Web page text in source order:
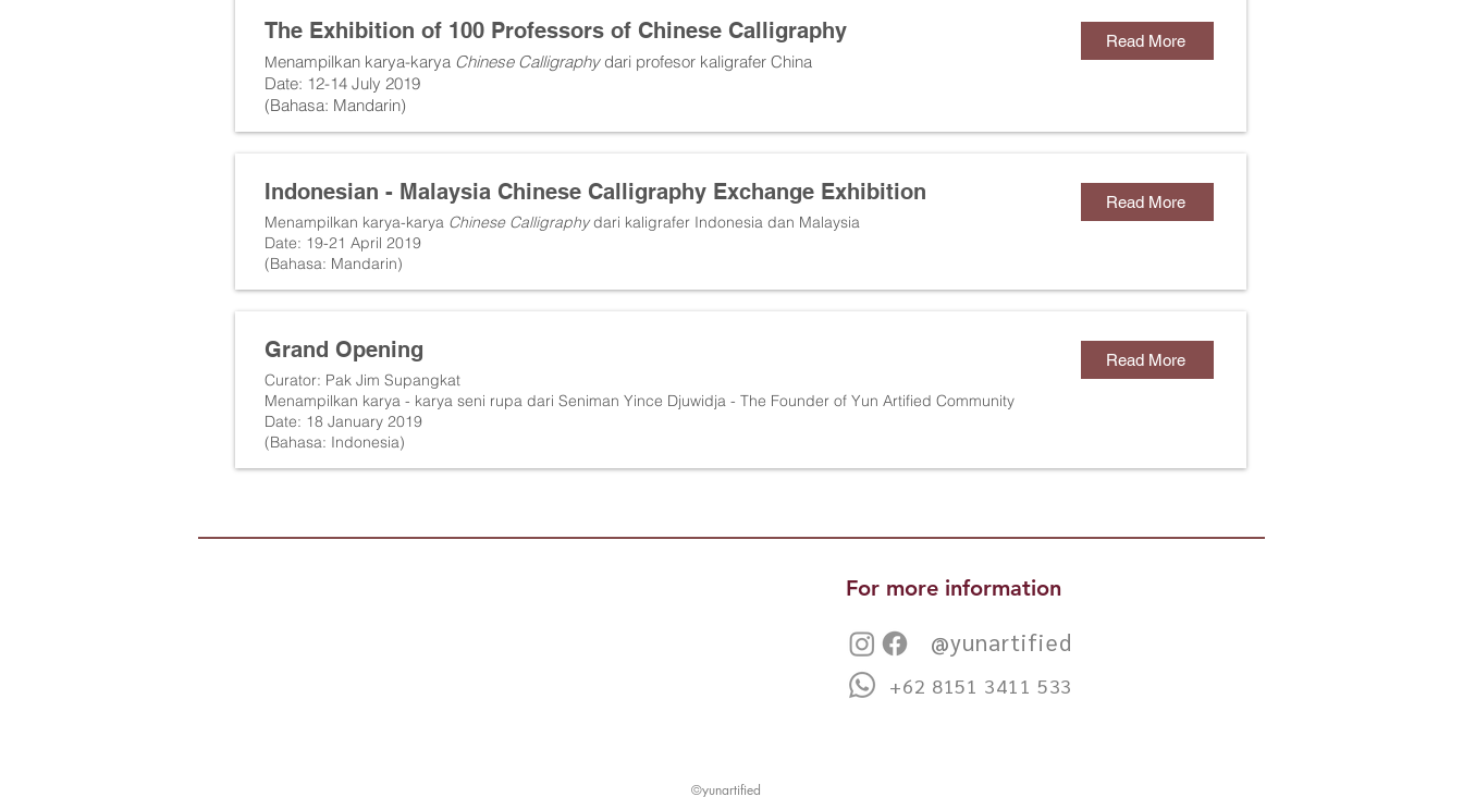
The Exhibition of 100 Professors of Chinese Calligraphy
Menampilkan karya-karya Chinese Calligraphy dari profesor kaligrafer China
Date: 12-14 July 2019
(Bahasa: Mandarin)
Read More
Indonesian - Malaysia Chinese Calligraphy Exchange Exhibition
Menampilkan karya-karya Chinese Calligraphydari kaligrafer Indonesia dan Malaysia
Date: 19-21 April 2019
(Bahasa: Mandarin)
Read More
Grand Opening
Curator: Pak Jim Supangkat
Menampilkan karya - karya seni rupa dari Seniman Yince Djuwidja - The Founder of Yun Artified Community
Date: 18 January 2019
(Bahasa: Indonesia)
Read More
For more information
@yunartified
+62 8151 3411 533
©yunartified